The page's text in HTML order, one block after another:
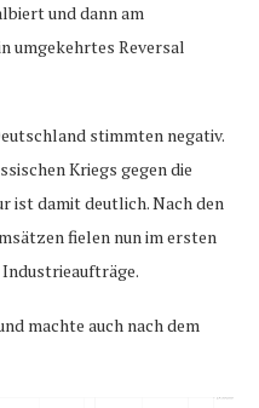
und dann am
umgekehrtes Reversal
stimmten negativ.
Kriegs gegen die
ist damit deutlich. Nach den
fielen nun im ersten
machte auch nach dem